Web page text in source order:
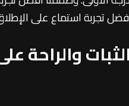
تجربة استماع على
والراحة